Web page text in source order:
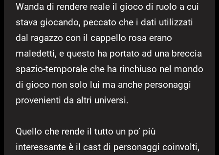
Wanda di rendere reale il gioco di ruolo a cui
stava giocando, peccato che i dati utilizzati
dal ragazzo con il cappello rosa erano
maledetti, e questo ha portato ad una breccia
spazio-temporale che ha rinchiuso nel mondo
di gioco non solo lui ma anche personaggi
provenienti da altri universi.
Quello che rende il tutto un po’ più
interessante è il cast di personaggi coinvolti,